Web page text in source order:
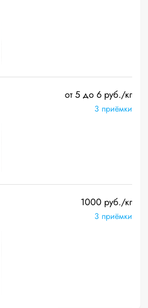
от 5 до 6 руб./кг
3 приёмки
1000 руб./кг
3 приёмки